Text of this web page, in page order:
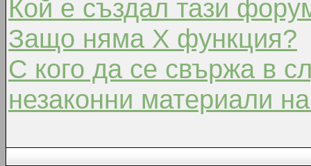
Кой е създал тази
Защо няма X функция?
С кого да се свържа в
незаконни материали